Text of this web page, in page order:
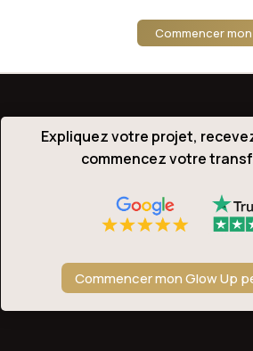
Commencer
Expliquez votre projet,
commencez votre
Commencer mon Glow Up